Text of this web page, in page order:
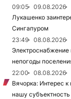
09:05
09.08.2026
Лукашенко
Сингапуром
23:49
08.08.2026
Электроснабжение
непогоды
22:00
08.08.2026
Вячорка: Интерес
нашу субъектность